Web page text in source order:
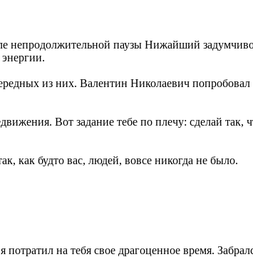
непродолжительной паузы Нижайший
из них. Валентин Николаевич
Вот задание тебе по плечу: сделай так,
как будто вас, людей, вовсе никогда не было.
на тебя свое драгоценное время.